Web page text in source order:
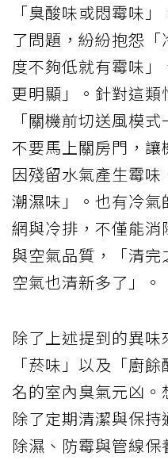
「臭酸味或悶霉味
了問題，紛紛抱怨
度不夠低就有霉味
更明顯」。針對這
「關機前切送風模
不要馬上關房門，
因殘留水氣產生霉
潮濕味」。也有冷
網與冷排，不僅能
與空氣品質，「清完
空氣也清新多了」。
除了上述提到的異
「菸味」以及「廚
名的室內臭氣元凶。
除了定期清潔與保
除濕、防霉與管線